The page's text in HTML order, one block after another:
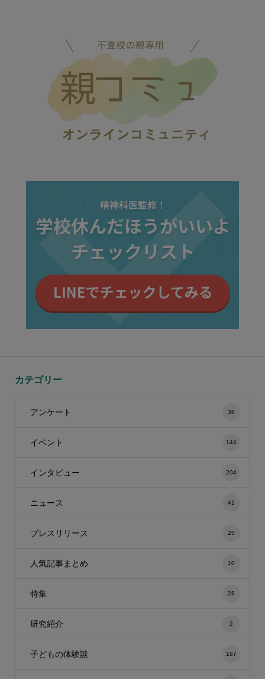
カテゴリー
アンケート 38
イベント 144
インタビュー 204
ニュース 41
プレスリリース 25
人気記事まとめ 10
特集 28
研究紹介 2
子どもの体験談 167